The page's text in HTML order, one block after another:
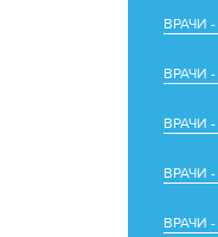
ВРАЧИ
ВРАЧИ
ВРАЧИ
ВРАЧИ
ВРАЧИ